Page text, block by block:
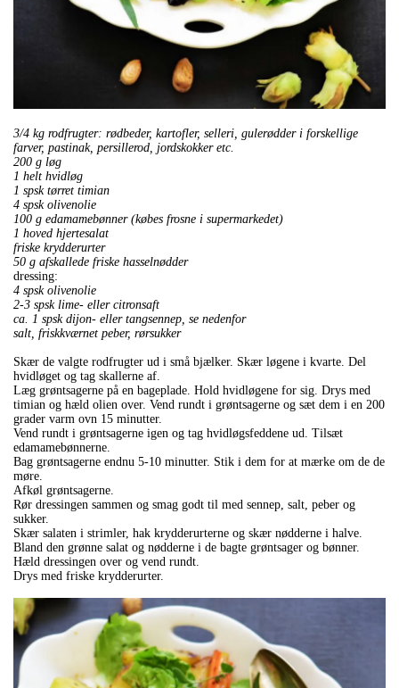
3/4 kg rodfrugter: rødbeder, kartofler, selleri, gulerødder i forskellige
farver, pastinak, persillerod, jordskokker etc.
200 g løg
1 helt hvidløg
1 spsk tørret timian
4 spsk olivenolie
100 g edamamebønner (købes frosne i supermarkedet)
1 hoved hjertesalat
friske krydderurter
50 g afskallede friske hasselnødder
dressing:
4 spsk olivenolie
2-3 spsk lime- eller citronsaft
ca. 1 spsk dijon- eller tangsennep, se nedenfor
salt, friskkværnet peber, rørsukker
Skær de valgte rodfrugter ud i små bjælker. Skær løgene i kvarte. Del
hvidløget og tag skallerne af.
Læg grøntsagerne på en bageplade. Hold hvidløgene for sig. Drys med
timian og hæld olien over. Vend rundt i grøntsagerne og sæt dem i en 200
grader varm ovn 15 minutter.
Vend rundt i grøntsagerne igen og tag hvidløgsfeddene ud. Tilsæt
edamamebønnerne.
Bag grøntsagerne endnu 5-10 minutter. Stik i dem for at mærke om de de
møre.
Afkøl grøntsagerne.
Rør dressingen sammen og smag godt til med sennep, salt, peber og
sukker.
Skær salaten i strimler, hak krydderurterne og skær nødderne i halve.
Bland den grønne salat og nødderne i de bagte grøntsager og bønner.
Hæld dressingen over og vend rundt.
Drys med friske krydderurter.